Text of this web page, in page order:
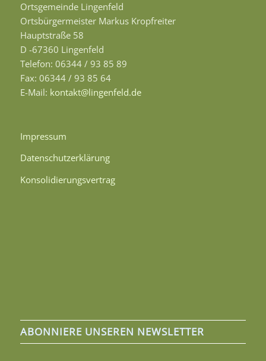
Ortsgemeinde Lingenfeld
Ortsbürgermeister Markus Kropfreiter
Hauptstraße 58
D -67360 Lingenfeld
Telefon: 06344 / 93 85 89
Fax: 06344 / 93 85 64
E-Mail: kontakt@lingenfeld.de
Impressum
Datenschutzerklärung
Konsolidierungsvertrag
ABONNIERE UNSEREN NEWSLETTER